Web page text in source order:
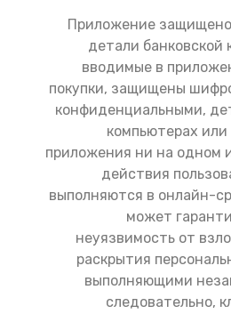
Приложение
детали банковской
вводимые в
покупки, защищены
конфиденциальными,
компьютерах или
приложения ни на одном
действия
выполняются в онлайн-
может
неуязвимость от
раскрытия
выполняющими
следовательно,